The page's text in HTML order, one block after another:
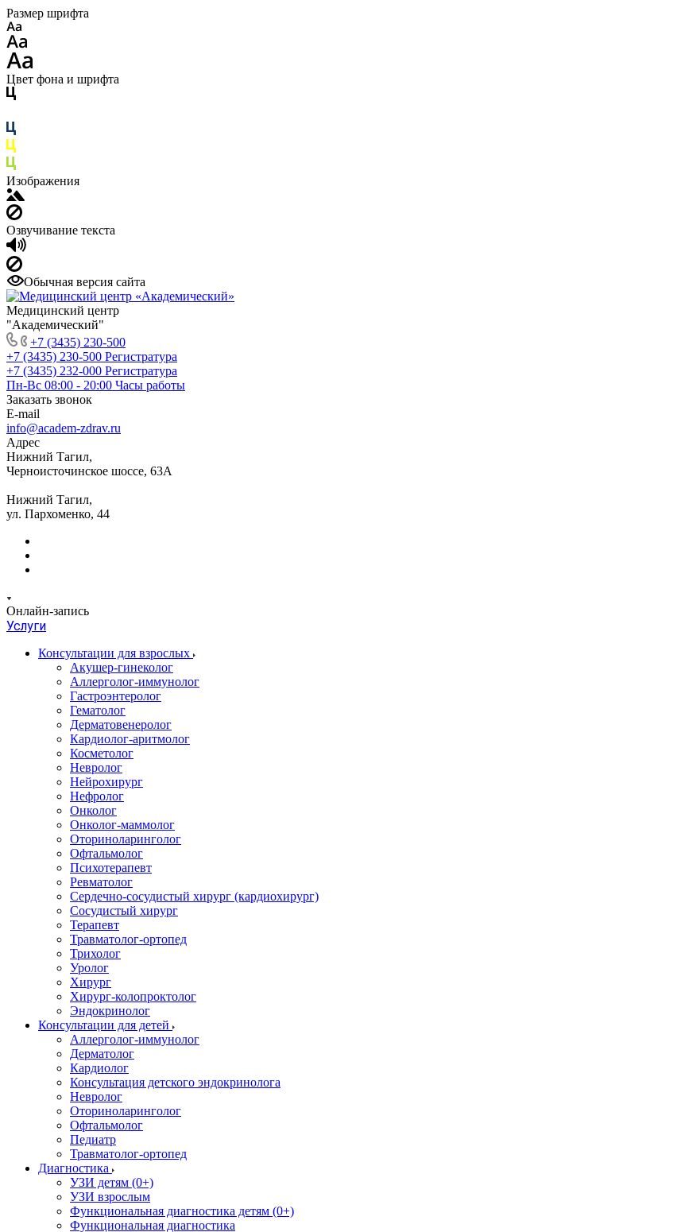
Размер шрифта
Цвет фона и шрифта
Изображения
Озвучивание текста
Обычная версия сайта
Медицинский центр
"Академический"
+7 (3435) 230-500
+7 (3435) 230-500 Регистратура
+7 (3435) 232-000 Регистратура
Пн-Вс 08:00 - 20:00 Часы работы
Заказать звонок
E-mail
info@academ-zdrav.ru
Адрес
Нижний Тагил,
Черноисточинское шоссе, 63А
Нижний Тагил,
ул. Пархоменко, 44
Онлайн-запись
Услуги
Консультации для взрослых
Акушер-гинеколог
Аллерголог-иммунолог
Гастроэнтеролог
Гематолог
Дерматовенеролог
Кардиолог-аритмолог
Косметолог
Невролог
Нейрохирург
Нефролог
Онколог
Онколог-маммолог
Оториноларинголог
Офтальмолог
Психотерапевт
Ревматолог
Сердечно-сосудистый хирург (кардиохирург)
Сосудистый хирург
Терапевт
Травматолог-ортопед
Трихолог
Уролог
Хирург
Хирург-колопроктолог
Эндокринолог
Консультации для детей
Аллерголог-иммунолог
Дерматолог
Кардиолог
Консультация детского эндокринолога
Невролог
Оториноларинголог
Офтальмолог
Педиатр
Травматолог-ортопед
Диагностика
УЗИ детям (0+)
УЗИ взрослым
Функциональная диагностика детям (0+)
Функциональная диагностика